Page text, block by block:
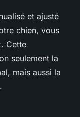
et ajusté
chien, vous
Cette
seulement la
mais aussi la